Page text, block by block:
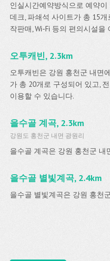
인실시간예약방식으로 예약이
데크, 파쇄석 사이트가 총 15
작판매, Wi-Fi 등의 편의시설을
오투캐빈, 2.3km
오투캐빈은 강원 홍천군 내면
가 총 20개로 구성되어 있고,
이용할 수 있습니다.
을수골 계곡, 2.3km
강원도 홍천군 내면 광원리
을수골 계곡은 강원 홍천군 내
을수골 별빛계곡, 2.4km
을수골 별빛계곡은 강원 홍천